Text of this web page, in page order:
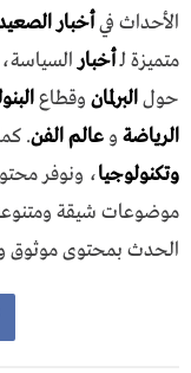
الأحداث فيأخبار
متميزة لـأخبارالسياسة،
حولالبرلمان وقطاع
الرياضة و عالم الفن.
وتكنولوجيا، ونوفر
موضوعات شيقة
الحدث بمحتوى موثوق